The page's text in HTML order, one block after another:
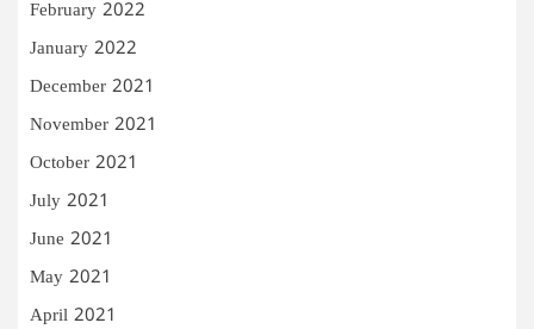
February 2022
January 2022
December 2021
November 2021
October 2021
July 2021
June 2021
May 2021
April 2021